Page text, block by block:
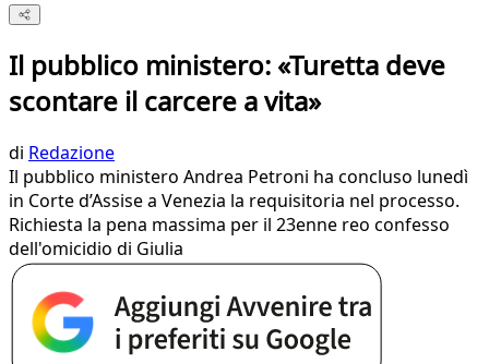
Il pubblico ministero: «Turetta deve
scontare il carcere a vita»
di Redazione
Il pubblico ministero Andrea Petroni ha concluso lunedì
in Corte d’Assise a Venezia la requisitoria nel processo.
Richiesta la pena massima per il 23enne reo confesso
dell'omicidio di Giulia